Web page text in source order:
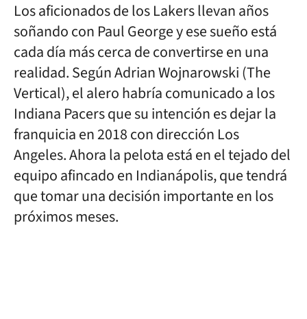
Los aficionados de los Lakers llevan años
soñando con Paul George y ese sueño está
cada día más cerca de convertirse en una
realidad. Según Adrian Wojnarowski (The
Vertical), el alero habría comunicado a los
Indiana Pacers que su intención es dejar la
franquicia en 2018 con dirección Los
Angeles. Ahora la pelota está en el tejado del
equipo afincado en Indianápolis, que tendrá
que tomar una decisión importante en los
próximos meses.